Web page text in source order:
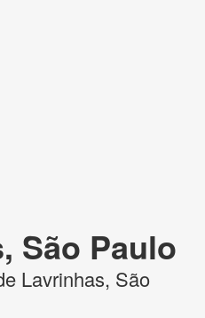
São Paulo
Lavrinhas, São